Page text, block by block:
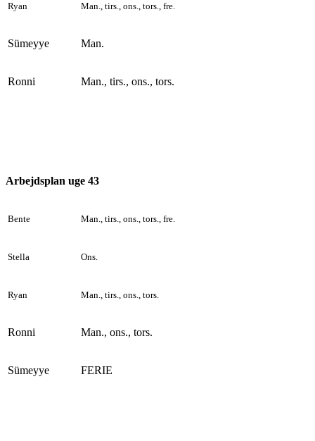
Ryan Man., tirs., ons., tors., fre.
Sümeyye Man.
Ronni Man., tirs., ons., tors.
Arbejdsplan uge 43
Bente Man., tirs., ons., tors., fre.
Stella Ons.
Ryan Man., tirs., ons., tors.
Ronni Man., ons., tors.
Sümeyye FERIE